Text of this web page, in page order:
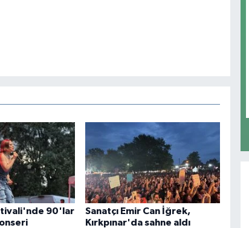
90'lar
Sanatçı Emir Can İğrek,
Kırkpınar'da sahne aldı